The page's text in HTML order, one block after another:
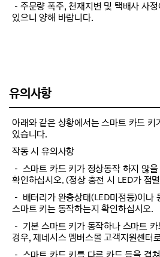
－주문량 폭주, 천재지변 및 택배사 사
있으니 양해 바랍니다.
유의사항
아래와 같은 상황에서는 스마트 카드 키
있습니다.
작동 시 유의사항
－ 스마트 카드 키가 정상동작 하지 않
확인하십시오. (정상 충전 시 LED가 점
－ 배터리가 완충상태(LED미점등)이나
스마트 키는 동작하는지 확인하십시오.
－ 기본 스마트 키가 동작하나 스마트
경우, 제네시스 멤버스몰 고객지원센터